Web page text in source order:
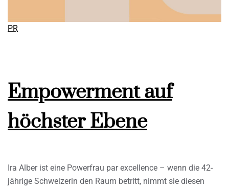
PR
Empowerment auf
höchster Ebene
Ira Alber ist eine Powerfrau par excellence – wenn die 42-
jährige Schweizerin den Raum betritt, nimmt sie diesen